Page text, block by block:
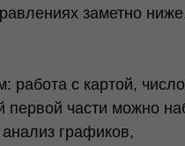
заметно
работа с картой,
части можно
графиков,